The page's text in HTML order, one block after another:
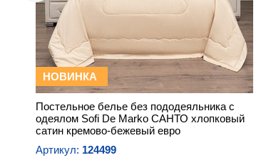
НОВИНКА
Постельное белье без пододеяльника с
одеялом Sofi De Marko САНТО хлопковый
сатин кремово-бежевый евро
Артикул: 124499